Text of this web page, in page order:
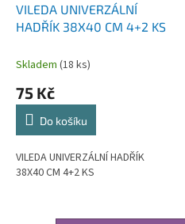
VILEDA UNIVERZÁLNÍ
HADŘÍK 38X40 CM 4+2 KS
Skladem (18 ks)
75 Kč
Do košíku
VILEDA UNIVERZÁLNÍ HADŘÍK
38X40 CM 4+2 KS